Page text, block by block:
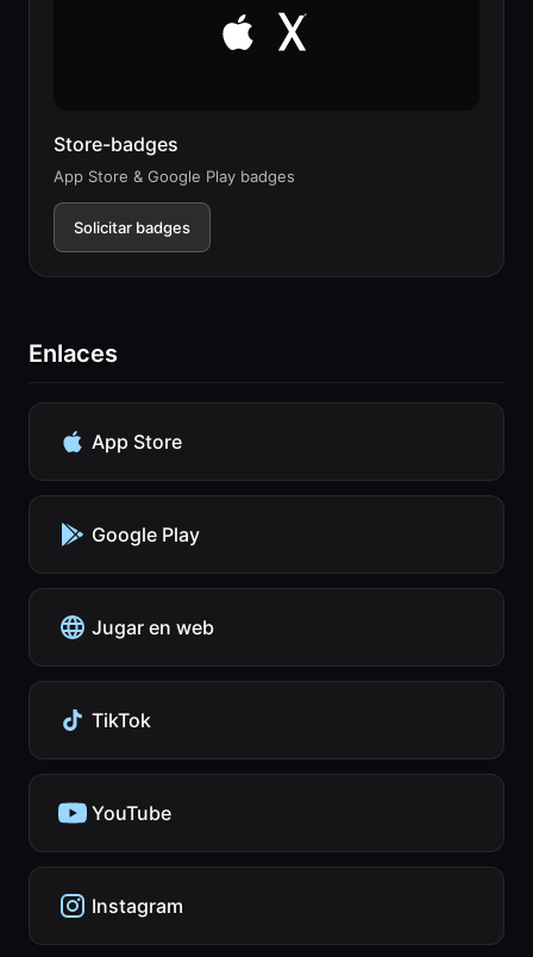
Store-badges
App Store & Google Play badges
Solicitar badges
Enlaces
App Store
Google Play
Jugar en web
TikTok
YouTube
Instagram